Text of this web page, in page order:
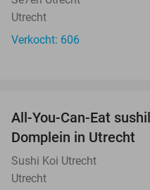
Utrecht
Verkocht: 606
All-You-Can-Eat
Domplein in Utrecht
Sushi Koi Utrecht
Utrecht